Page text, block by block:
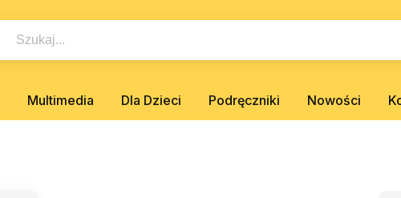
Multimedia Dla Dzieci Podręczniki Nowości